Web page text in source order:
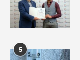
5